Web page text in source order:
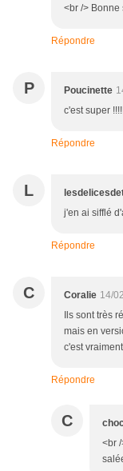
<br /> Bonne
Répondre
P Poucinette
c'est super
Répondre
L
j'en ai sifflé
Répondre
C Coralie 14/
Ils sont très
mais en
c'est
Répondre
C
<br